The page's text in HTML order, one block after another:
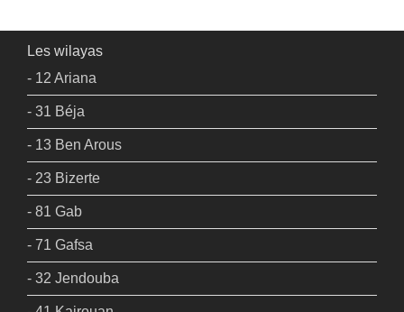
Les wilayas
- 12 Ariana
- 31 Béja
- 13 Ben Arous
- 23 Bizerte
- 81 Gab
- 71 Gafsa
- 32 Jendouba